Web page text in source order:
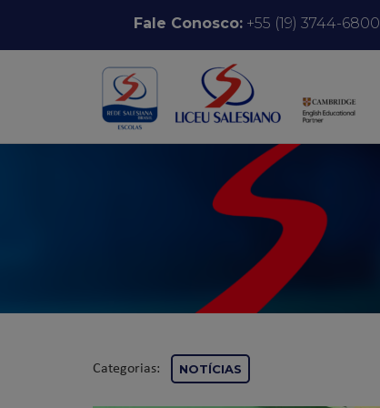
Pular para o conteúdoFale Conosco:+55 (19) 3744-6800
Categorias: NOTÍCIAS